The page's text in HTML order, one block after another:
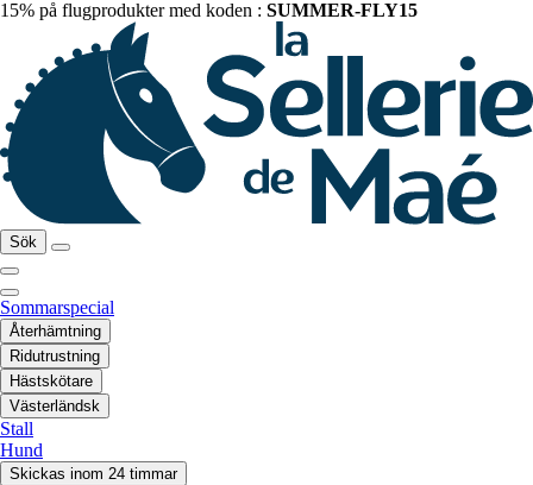
15% på flugprodukter med koden : SUMMER-FLY15
Sök
Sommarspecial
Återhämtning
Ridutrustning
Hästskötare
Västerländsk
Stall
Hund
Skickas inom 24 timmar